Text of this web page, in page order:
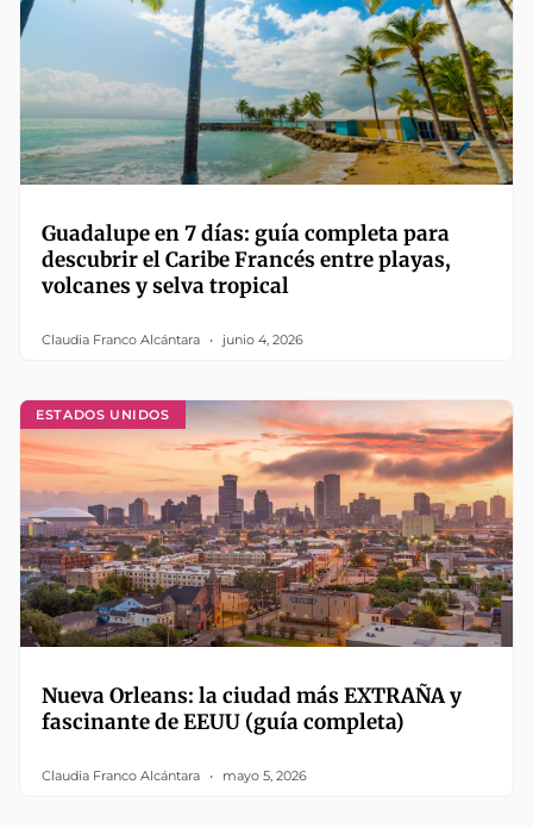
Guadalupe en 7 días: guía completa para
descubrir el Caribe Francés entre playas,
volcanes y selva tropical
Claudia Franco Alcántara junio 4, 2026
ESTADOS UNIDOS
Nueva Orleans: la ciudad más EXTRAÑA y
fascinante de EEUU (guía completa)
Claudia Franco Alcántara mayo 5, 2026